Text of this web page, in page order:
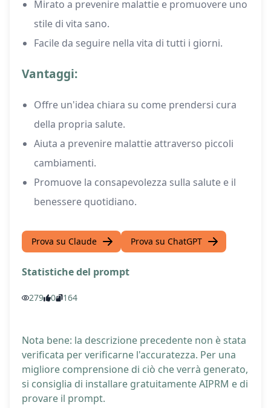
Mirato a prevenire malattie e promuovere uno
stile di vita sano.
Facile da seguire nella vita di tutti i giorni.
Vantaggi:
Offre un'idea chiara su come prendersi cura
della propria salute.
Aiuta a prevenire malattie attraverso piccoli
cambiamenti.
Promuove la consapevolezza sulla salute e il
benessere quotidiano.
Prova su Claude Prova su ChatGPT
Statistiche del prompt
279 0 164
Nota bene: la descrizione precedente non è stata
verificata per verificarne l'accuratezza. Per una
migliore comprensione di ciò che verrà generato,
si consiglia di installare gratuitamente AIPRM e di
provare il prompt.